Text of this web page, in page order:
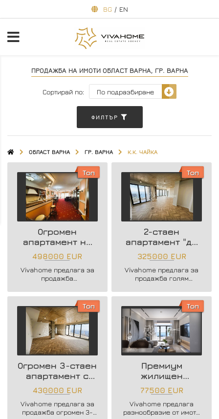
BG / EN
ПРОДАЖБА НА ИМОТИ ОБЛАСТ ВАРНА, ГР. ВАРНА
Сортирай по:
ФИЛТЪР
ОБЛАСТ ВАРНА ГР. ВАРНА К.К. ЧАЙКА
Топ
Огромен
апартамент на
брега на морето
498000 EUR
Vivahome предлага за
продажба
просторен тристаен
апартамент,
разположен на самия
бряг на морето в
престижния квартал к.к.
Чайка. Това е имот с
мащаб, предназначен
за хора, които търсят не
просто жилище, а
пространство, комфорт
и уникална морска
атмосфера.
Топ
2-стаен
апартамент "до
ключ" с
фронтална
морска гледка
325000 EUR
Vivahome предлага за
продажба голям
нов жилищен комплекс
на метри от плажа.
Топ
Огромен 3-стаен
апартамент с
изключителна
морска
панорама
430000 EUR
Vivahome предлага за
продажба огромен 3-
Топ
Премиум
жилищен
комплекс в к.к.
Чайка
77500 EUR
Vivahome предлага
разнообразие от имоти